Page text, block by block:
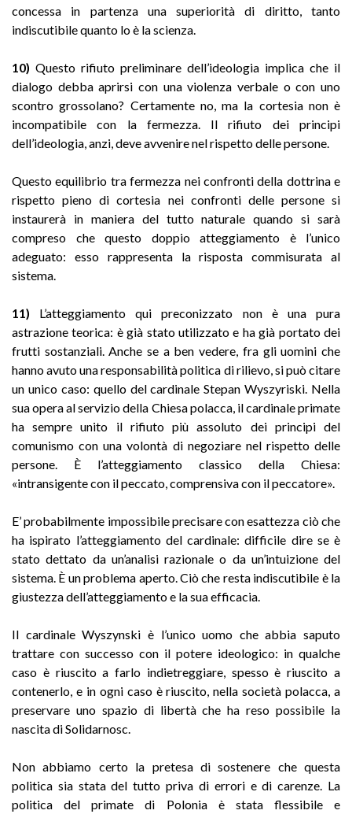
concessa in partenza una superiorità di diritto, tanto
indiscutibile quanto lo è la scienza.
10) Questo rifiuto preliminare dell’ideologia implica che il
dialogo debba aprirsi con una violenza verbale o con uno
scontro grossolano? Certamente no, ma la cortesia non è
incompatibile con la fermezza. Il rifiuto dei principi
dell’ideologia, anzi, deve avvenire nel rispetto delle persone.
Questo equilibrio tra fermezza nei confronti della dottrina e
rispetto pieno di cortesia nei confronti delle persone si
instaurerà in maniera del tutto naturale quando si sarà
compreso che questo doppio atteggiamento è l’unico
adeguato: esso rappresenta la risposta commisurata al
sistema.
11) L’atteggiamento qui preconizzato non è una pura
astrazione teorica: è già stato utilizzato e ha già portato dei
frutti sostanziali. Anche se a ben vedere, fra gli uomini che
hanno avuto una responsabilità politica di rilievo, si può citare
un unico caso: quello del cardinale Stepan Wyszyriski. Nella
sua opera al servizio della Chiesa polacca, il cardinale primate
ha sempre unito il rifiuto più assoluto dei principi del
comunismo con una volontà di negoziare nel rispetto delle
persone. È l’atteggiamento classico della Chiesa:
«intransigente con il peccato, comprensiva con il peccatore».
E’ probabilmente impossibile precisare con esattezza ciò che
ha ispirato l’atteggiamento del cardinale: difficile dire se è
stato dettato da un’analisi razionale o da un’intuizione del
sistema. È un problema aperto. Ciò che resta indiscutibile è la
giustezza dell’atteggiamento e la sua efficacia.
Il cardinale Wyszynski è l’unico uomo che abbia saputo
trattare con successo con il potere ideologico: in qualche
caso è riuscito a farlo indietreggiare, spesso è riuscito a
contenerlo, e in ogni caso è riuscito, nella società polacca, a
preservare uno spazio di libertà che ha reso possibile la
nascita di Solidarnosc.
Non abbiamo certo la pretesa di sostenere che questa
politica sia stata del tutto priva di errori e di carenze. La
politica del primate di Polonia è stata flessibile e